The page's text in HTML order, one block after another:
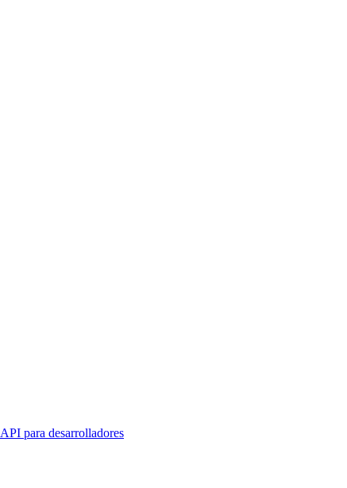
API para desarrolladores